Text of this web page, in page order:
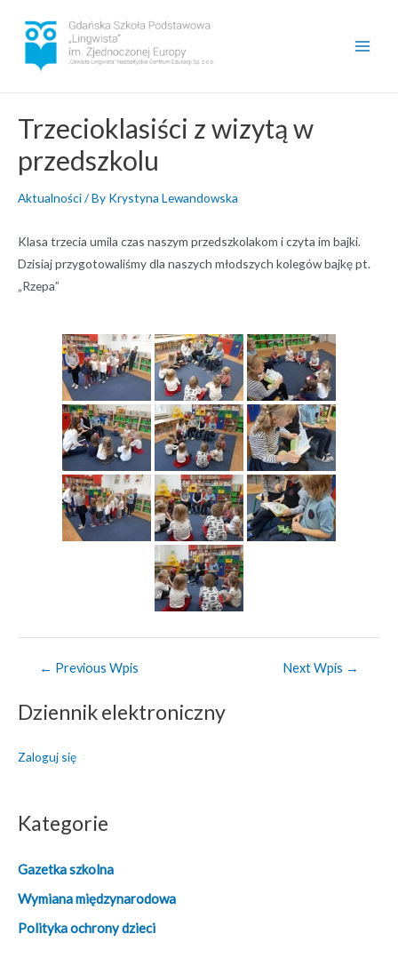
content
Trzecioklasiści z wizytą w
przedszkolu
Aktualności/ By Krystyna Lewandowska
Klasa trzecia umila czas naszym przedszkolakom i czyta im bajki.
Dzisiaj przygotowaliśmy dla naszych młodszych kolegów bajkę pt.
„Rzepa”
Nawigacja
← Previous Wpis Next Wpis →
Dziennik elektroniczny
Zaloguj się
Kategorie
Gazetka szkolna
Wymiana międzynarodowa
Polityka ochrony dzieci